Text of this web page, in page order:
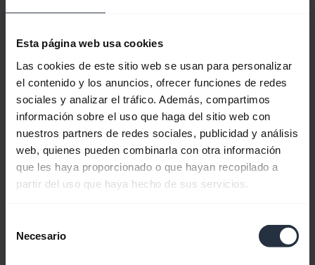
Esta página web usa cookies
Las cookies de este sitio web se usan para personalizar
el contenido y los anuncios, ofrecer funciones de redes
sociales y analizar el tráfico. Además, compartimos
información sobre el uso que haga del sitio web con
nuestros partners de redes sociales, publicidad y análisis
web, quienes pueden combinarla con otra información
que les haya proporcionado o que hayan recopilado a
partir del uso que haya hecho de sus servicios.
Necesario
Guía de sincronización Bluetooth
Preguntas más frecuentes
Documentos de producto